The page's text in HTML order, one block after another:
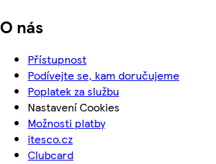
O nás
Přístupnost
Podívejte se, kam doručujeme
Poplatek za službu
Nastavení Cookies
Možnosti platby
itesco.cz
Clubcard